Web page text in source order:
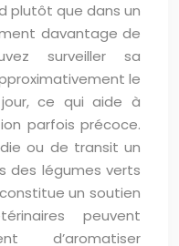
plutôt que dans un
davantage de
surveiller sa
le
ce qui aide à
parfois précoce.
ou de transit un
des légumes verts
un soutien
peuvent
d’aromatiser